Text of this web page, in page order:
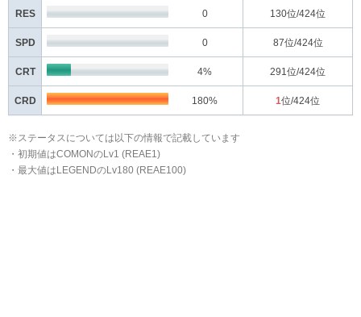
RES 0 130位/424位
SPD 0 87位/424位
CRT 4% 291位/424位
CRD 180% 1位/424位
※ステータスについては以下の情報で記載しています
・初期値はCOMONのLv1 (REAE1)
・最大値はLEGENDのLv180 (REAE100)